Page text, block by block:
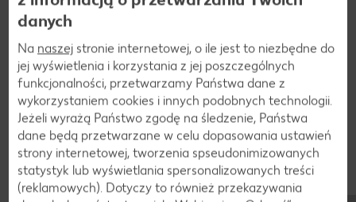
Do podstawowych produktów spożywczych należy
pieczywo drożdżowe w postaci chleba i bułek. Dużą
popularnością cieszą się też słodkie wypieki drożdżowe.
Większość tego rodzajów wypieków ma charakterystyczny
smak i nie wymaga dodatków. Schłodzone pieczywo
drożdżowe można przechowywać przez kilka tygodni w
suchym miejscu. Świeże wypieki zachowują trwałość tylko
przez kilka dni. Bez problemu można je również zamrażać.
Drożdżowe ciasteczka należy przechowywać szczelnie
zamknięte w pojemniku.
danych
Na naszej stronie internetowej, o ile jest to niezbędne do
jej wyświetlenia i korzystania z jej poszczególnych
funkcjonalności, przetwarzamy Państwa dane z
wykorzystaniem cookies i innych podobnych technologii.
Jeżeli wyrażą Państwo zgodę na śledzenie, Państwa
dane będą przetwarzane w celu dopasowania ustawień
strony internetowej, tworzenia spseudonimizowanych
statystyk lub wyświetlania spersonalizowanych treści
(reklamowych). Dotyczy to również przekazywania